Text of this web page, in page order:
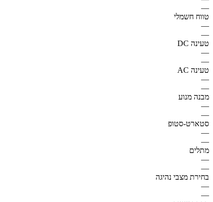
—
טווח חשמלי
—
—
טעינה DC
—
—
טעינה AC
—
—
מבנה מנוע
—
—
סטארט-סטופ
—
—
מתלים
—
—
בחירת מצבי נהיגה
—
—